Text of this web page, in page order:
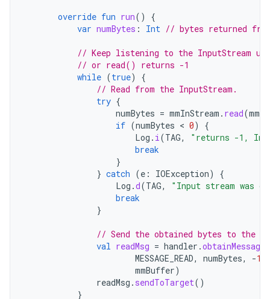
override fun run()
{
var numBytes : Int // bytes returned
// Keep listening to the InputStream
// or read() returns -1
while (true)
{
// Read from the InputStream.
try {
numBytes = mmInStream . read(
if (numBytes < 0)
{
Log . i(TAG,
"returns -1,
break
}
} catch (e : IOException)
{
Log .d(TAG,
"Input stream was
break
}
// Send the obtained bytes to the
val readMsg = handler .obtainMessage
MESSAGE_READ, numBytes, -1
mmBuffer)
readMsg . sendToTarget()
}